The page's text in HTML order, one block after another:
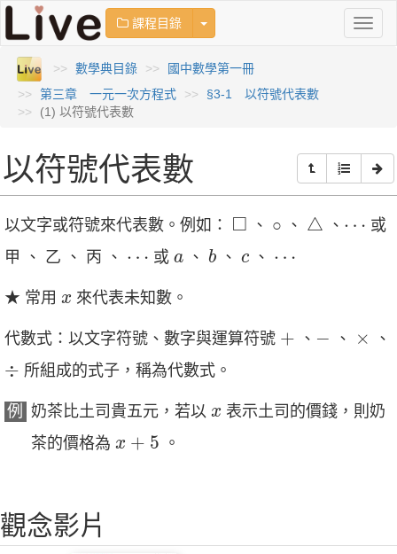
課程目錄 Toggle Dropdown
數學典目錄
國中數學第一冊
第三章 一元一次方程式
§3-1 以符號代表數
(1) 以符號代表數
以符號代表數
以文字或符號來代表數。例如： □
◻ 、 ○ 、 △
△ 、 ⋯
⋯
或
甲 、 乙 、 丙 、 ⋯
⋯ 或 a
a 、 b
b 、 c
c 、 ⋯
⋯
★ 常用 x
x 來代表未知數。
代數式：以文字符號、數字與運算符號 +
+ 、 −
− 、 ×
× 、
÷
÷ 所組成的式子，稱為代數式。
例 奶茶比土司貴五元，若以 x
x 表示土司的價錢，則奶
茶的價格為 x + 5
x 5 。
觀念影片